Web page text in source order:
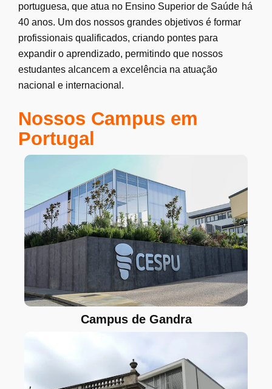
portuguesa, que atua no Ensino Superior de Saúde há
40 anos. Um dos nossos grandes objetivos é formar
profissionais qualificados, criando pontes para
expandir o aprendizado, permitindo que nossos
estudantes alcancem a excelência na atuação
nacional e internacional.
Nossos Campus em
Portugal
Campus de Gandra